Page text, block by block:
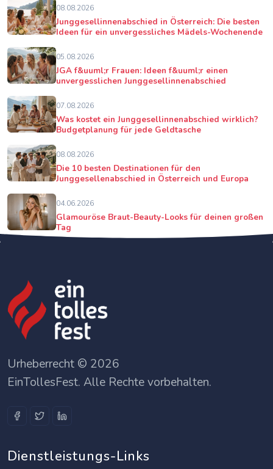
08.08.2026
Junggesellinnenabschied in Österreich: Die besten
Ideen für ein unvergessliches Mädels-Wochenende
05.08.2026
JGA f&uuml;r Frauen: Ideen f&uuml;r einen
unvergesslichen Junggesellinnenabschied
07.08.2026
Was kostet ein Junggesellinnenabschied wirklich?
Budgetplanung für jede Geldtasche
08.08.2026
Die 10 besten Destinationen für den
Junggesellenabschied in Österreich und Europa
04.06.2026
Glamouröse Braut-Beauty-Looks für deinen großen
Tag
Urheberrecht © 2026
EinTollesFest. Alle Rechte vorbehalten.
Dienstleistungs-Links